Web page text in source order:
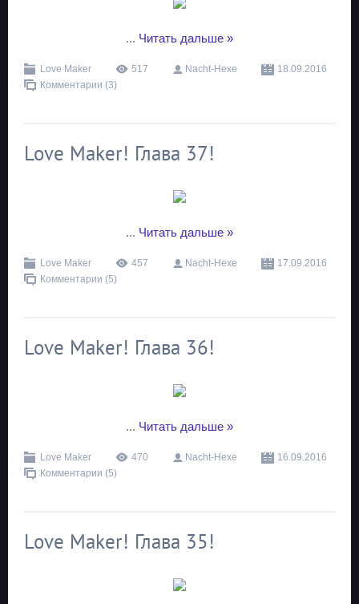
... Читать дальше »
Love Maker 517 Nacht-Hexe
18.09.2016
Комментарии (3)
Love Maker! Глава 37!
... Читать дальше »
Love Maker 457 Nacht-Hexe
17.09.2016
Комментарии (5)
Love Maker! Глава 36!
... Читать дальше »
Love Maker 470 Nacht-Hexe
16.09.2016
Комментарии (5)
Love Maker! Глава 35!